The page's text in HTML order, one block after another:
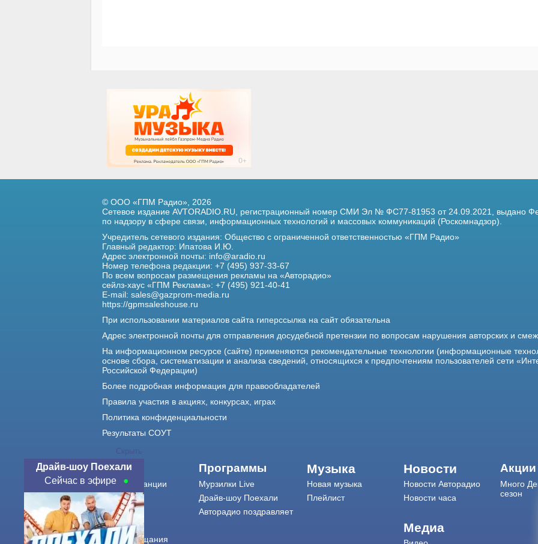
Скрыть
Драйв-шоу Поехали
Сейчас в эфире
© ООО «ГПМ Радио», 2026
Сетевое издание AVTORADIO.RU, регистрационный номер СМИ Эл № ФС77-81953 от 24.09.2021,
выдано
по надзору в сфере связи,
информационных технологий и массовых коммуникаций (Роскомнадзор).
Учредитель сетевого издания: Общество с ограниченной ответственностью «ГПМ Радио»
Главный редактор: Ипатова И.Ю.
Адрес электронной почты: info@aradio.ru
Номер телефона редакции: +7 (495) 937-33-67
По всем вопросам размещения рекламы на «Авторадио»
сейлз-хаус «ГПМ Реклама»: +7 (495) 921-40-41
E-mail: sales@gazprom-media.ru
https://gpmsaleshouse.ru
При использовании материалов сайта гиперссылка на сайт обязательна
Адрес электронной почты для отправления досудебной претензии по вопросам нарушения авторских и
На информационном ресурсе (сайте) применяются рекомендательные технологии (информационные
основе сбора, систематизации и анализа сведений, относящихся к предпочтениям пользователей сети
Российской Федерации)
Более подробная информация для правообладателей
Правила участия в акциях, конкурсах, играх
Политика конфиденциальности
Результаты СОУТ
О нас
О радиостанции
Команда
Контакты
Реклама
Города вещания
Программы
Мурзилки Live
Драйв-шоу Поехали
Авторадио поздравляет
Музыка
Новая музыка
Плейлист
Новости
Новости Авторадио
Новости часа
Медиа
Много
сезон